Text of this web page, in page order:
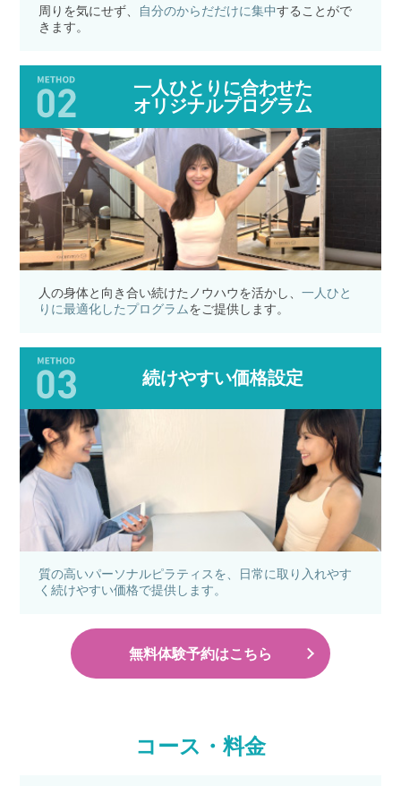
周りを気にせず、 自分のからだだけに集中することがで
きます。
一人ひとりに合わせた
オリジナルプログラム
人の身体と向き合い続けたノウハウを活かし、 一人ひと
りに最適化したプログラムをご提供します。
続けやすい価格設定
質の高いパーソナルピラティスを、日常に取り入れやす
く続けやすい価格で提供します。
無料体験予約はこちら
コース・料金